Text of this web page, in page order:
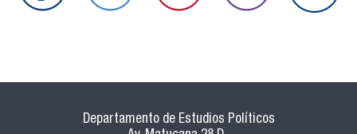
Departamento de Estudios Políticos